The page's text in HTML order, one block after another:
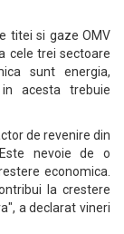
titei si gaze OMV
cele trei sectoare
sunt energia,
acesta trebuie
de revenire din
nevoie de o
economica.
la crestere
a declarat vineri